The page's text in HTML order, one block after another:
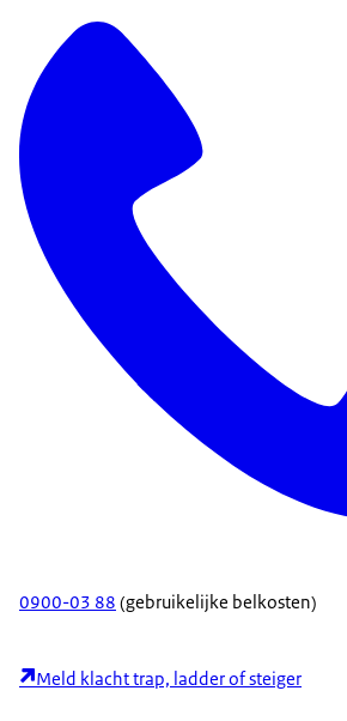
0900-03 88 (gebruikelijke belkosten)
Meld klacht trap, ladder of steiger